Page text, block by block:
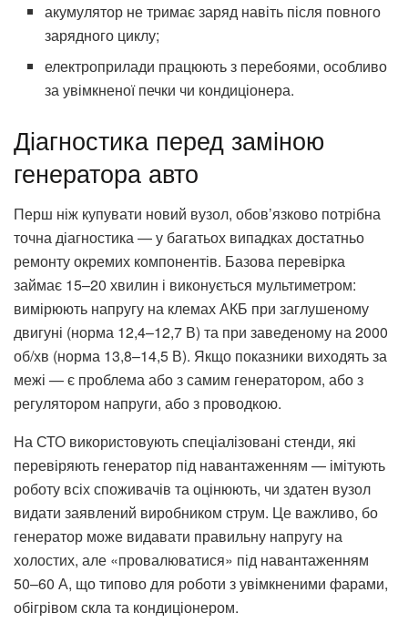
акумулятор не тримає заряд навіть після повного
зарядного циклу;
електроприлади працюють з перебоями, особливо
за увімкненої печки чи кондиціонера.
Діагностика перед заміною
генератора авто
Перш ніж купувати новий вузол, обов’язково потрібна
точна діагностика — у багатьох випадках достатньо
ремонту окремих компонентів. Базова перевірка
займає 15–20 хвилин і виконується мультиметром:
вимірюють напругу на клемах АКБ при заглушеному
двигуні (норма 12,4–12,7 В) та при заведеному на 2000
об/хв (норма 13,8–14,5 В). Якщо показники виходять за
межі — є проблема або з самим генератором, або з
регулятором напруги, або з проводкою.
На СТО використовують спеціалізовані стенди, які
перевіряють генератор під навантаженням — імітують
роботу всіх споживачів та оцінюють, чи здатен вузол
видати заявлений виробником струм. Це важливо, бо
генератор може видавати правильну напругу на
холостих, але «провалюватися» під навантаженням
50–60 А, що типово для роботи з увімкненими фарами,
обігрівом скла та кондиціонером.